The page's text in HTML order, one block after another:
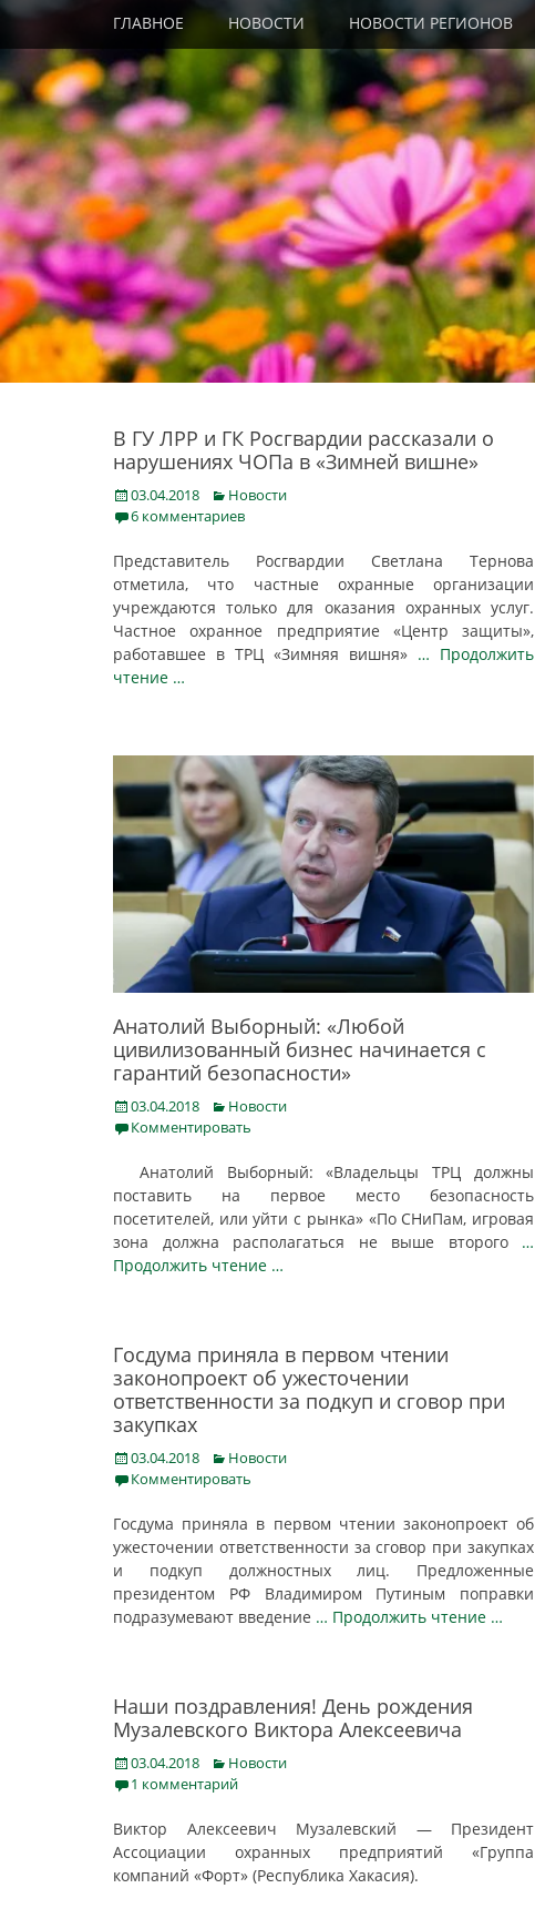
content
Primary Menu
ГЛАВНОЕ НОВОСТИ НОВОСТИ РЕГИОНОВ
В ГУ ЛРР и ГК Росгвардии рассказали о
нарушениях ЧОПа в «Зимней вишне»
Posted
on
03.04.2018 Categories
Новости
6 комментариев
Представитель Росгвардии Светлана Тернова
отметила, что частные охранные организации
учреждаются только для оказания охранных услуг.
Частное охранное предприятие «Центр защиты»,
работавшее в ТРЦ «Зимняя вишня» … Продолжить
чтение …
Анатолий Выборный: «Любой
цивилизованный бизнес начинается с
гарантий безопасности»
Posted
on
03.04.2018 Categories
Новости
Комментировать
Анатолий Выборный: «Владельцы ТРЦ должны
поставить на первое место безопасность
посетителей, или уйти с рынка» «По СНиПам, игровая
зона должна располагаться не выше второго …
Продолжить чтение …
Госдума приняла в первом чтении
законопроект об ужесточении
ответственности за подкуп и сговор при
закупках
Posted
on
03.04.2018 Categories
Новости
Комментировать
Госдума приняла в первом чтении законопроект об
ужесточении ответственности за сговор при закупках
и подкуп должностных лиц. Предложенные
президентом РФ Владимиром Путиным поправки
подразумевают введение … Продолжить чтение …
Наши поздравления! День рождения
Музалевского Виктора Алексеевича
Posted
on
03.04.2018 Categories
Новости
1 комментарий
Виктор Алексеевич Музалевский — Президент
Ассоциации охранных предприятий «Группа
компаний «Форт» (Республика Хакасия).